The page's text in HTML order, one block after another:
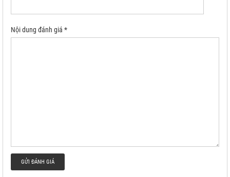
Nội dung đánh giá *
GỬI ĐÁNH GIÁ